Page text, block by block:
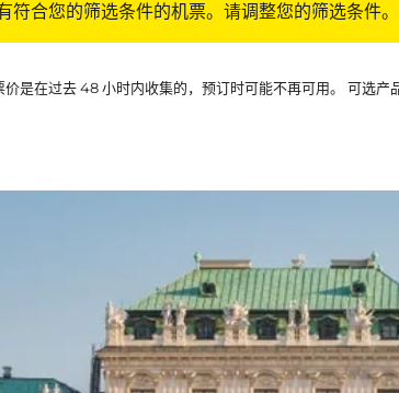
符合您的筛选条件的机票。请调整您的筛选条件。
价是在过去 48 小时内收集的，预订时可能不再可用。 可选产